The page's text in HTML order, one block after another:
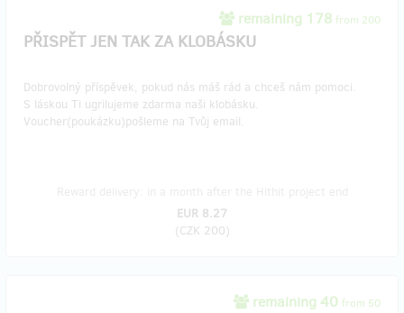
remaining 178 from 200
PŘISPĚT JEN TAK ZA KLOBÁSKU
Dobrovolný příspěvek, pokud nás máš rád a chceš nám pomoci.
S láskou Ti ugrilujeme zdarma naši klobásku.
Voucher(poukázku)pošleme na Tvůj email.
EUR 8.27
(CZK 200)
remaining 40 from 50